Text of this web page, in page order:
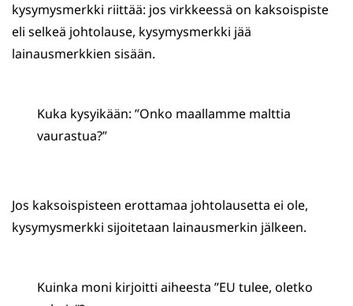
kysymysmerkki riittää: jos virkkeessä on kaksoispiste
eli selkeä johtolause, kysymysmerkki jää
lainausmerkkien sisään.
Kuka kysyikään: ”Onko maallamme malttia
vaurastua?”
Jos kaksoispisteen erottamaa johtolausetta ei ole,
kysymysmerkki sijoitetaan lainausmerkin jälkeen.
Kuinka moni kirjoitti aiheesta ”EU tulee, oletko